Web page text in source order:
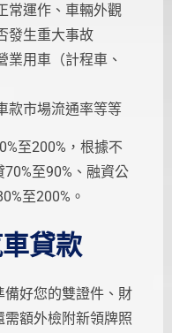
常運作、車輛外觀
發生重大事故
業用車（計程車、
款市場流通率等等
至200%，根據不
至90%、融資公
至200%。
貸款
好您的雙證件、財
額外檢附新領牌照